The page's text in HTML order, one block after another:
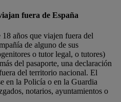
fuera de España
años que viajen fuera del
de alguno de sus
o tutor legal, o tutores)
del pasaporte, una declaración
del territorio nacional. El
en la Policía o en la Guardia
notarios, ayuntamientos o